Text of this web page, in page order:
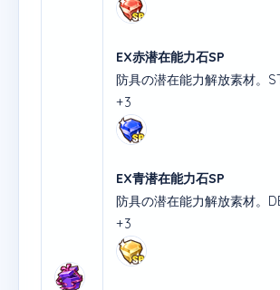
EX赤潜在能力石SP
防具の潜在能力解放素材。
+3
EX青潜在能力石SP
防具の潜在能力解放素材。
+3